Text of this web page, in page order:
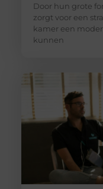
Door hun grote
zorgt voor een
kamer een
kunnen